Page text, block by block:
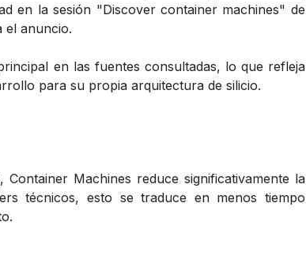
en la sesión "Discover container machines" de
el anuncio.
en las fuentes consultadas, lo que refleja
para su propia arquitectura de silicio.
Machines reduce significativamente la
técnicos, esto se traduce en menos tiempo